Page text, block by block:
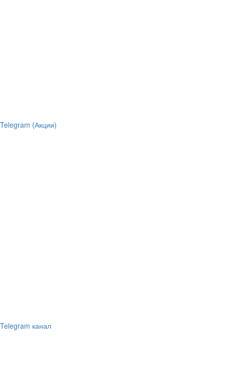
Telegram (Акции)
Telegram канал